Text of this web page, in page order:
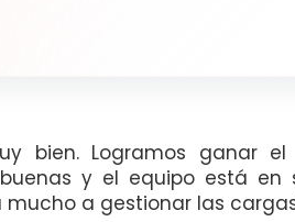
bien. Logramos ganar
y el equipo está
a gestionar las